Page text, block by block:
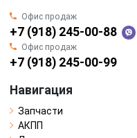
Офис продаж
+7 (918) 245-00-88
Офис продаж
+7 (918) 245-00-99
Навигация
Запчасти
АКПП